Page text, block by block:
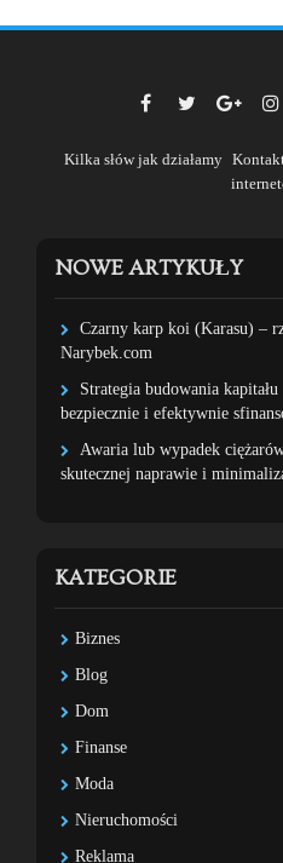
Kilka słów jak działamy
NOWE ARTYKUŁY
Czarny karp koi (Karasu) –
Narybek.com
Strategia budowania
bezpiecznie i efektywnie
Awaria lub wypadek
skutecznej naprawie i
KATEGORIE
Biznes
Blog
Dom
Finanse
Moda
Nieruchomości
Reklama